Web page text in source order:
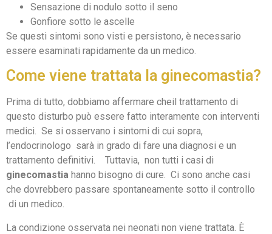
Sensazione di nodulo sotto il seno
Gonfiore sotto le ascelle
Se questi sintomi sono visti e persistono, è necessario
essere esaminati rapidamente da un medico.
Come viene trattata la ginecomastia?
Prima di tutto, dobbiamo affermare cheil trattamento di
questo disturbo può essere fatto interamente con interventi
medici. Se si osservano i sintomi di cui sopra,
l’endocrinologo sarà in grado di fare una diagnosi e un
trattamento definitivi. Tuttavia, non tutti i casi di
ginecomastia hanno bisogno di cure. Ci sono anche casi
che dovrebbero passare spontaneamente sotto il controllo
di un medico.
La condizione osservata nei neonati non viene trattata. È